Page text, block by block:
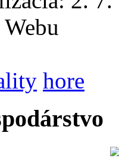
hore